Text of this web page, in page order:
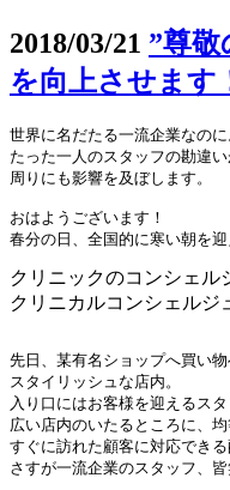
2018/03/21 ”尊
を向上させます
世界に名だたる一流企業なのに
たった一人のスタッフの勘違
周りにも影響を及ぼします。
おはようございます！
春分の日、全国的に寒い朝を迎
クリニックのコンシェル
クリニカルコンシェルジ
先日、某有名ショップへ買い物
スタイリッシュな店内。
入り口にはお客様を迎えるス
広い店内のいたるところに、
すぐに訪れた顧客に対応できる
さすが一流企業のスタッフ、